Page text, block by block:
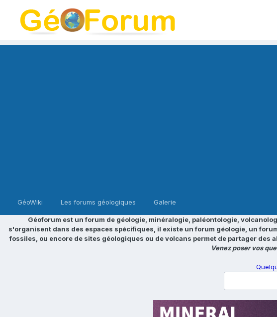
GéoWiki Les forums géologiques Galerie
Géoforum est un forum de géologie, minéralogie, paléontologie,
s'organisent dans des espaces spécifiques, il existe un forum géologie, un
fossiles, ou encore de sites géologiques ou de volcans permet de partager des
Venez poser vos